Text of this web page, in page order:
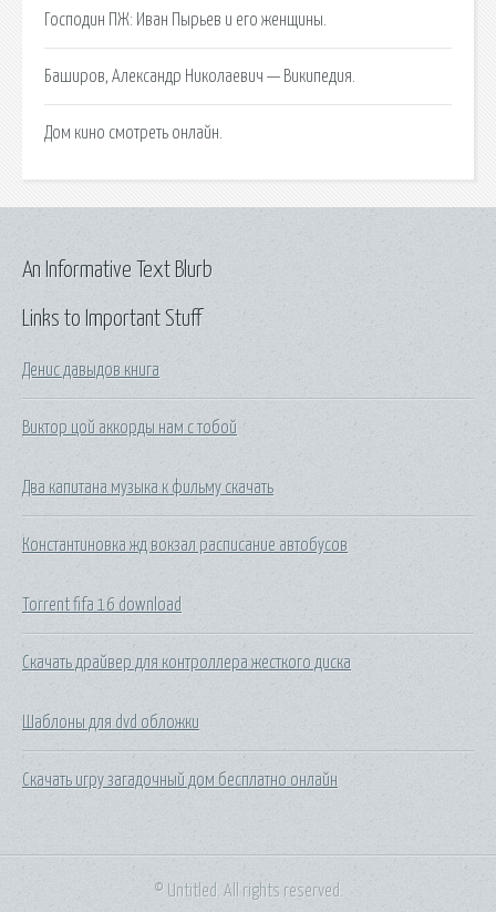
Господин ПЖ: Иван Пырьев и его женщины.
Баширов, Александр Николаевич — Википедия.
Дом кино смотреть онлайн.
Links to Important Stuff
Денис давыдов книга
Виктор цой аккорды нам с тобой
Два капитана музыка к фильму скачать
Константиновка жд вокзал расписание автобусов
Torrent fifa 16 download
Скачать драйвер для контроллера жесткого диска
Шаблоны для dvd обложки
Скачать игру загадочный дом бесплатно онлайн
An Informative Text Blurb
© Untitled. All rights reserved.